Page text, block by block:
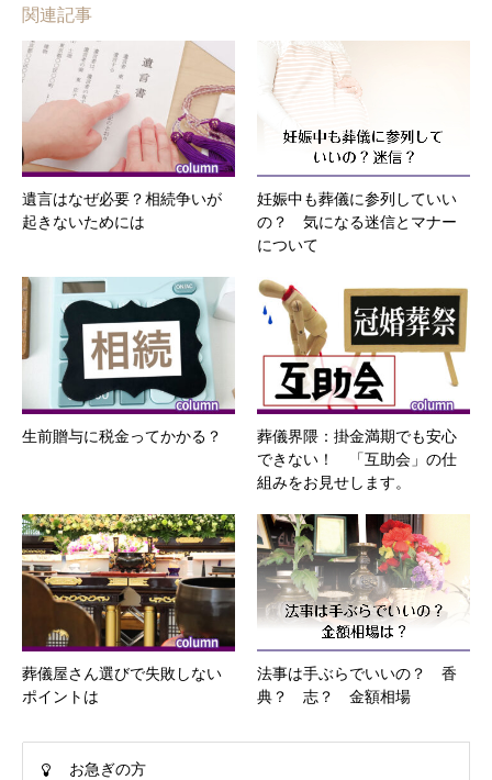
関連記事
遺言はなぜ必要？相続争いが
起きないためには
妊娠中も葬儀に参列していい
の？ 気になる迷信とマナー
について
生前贈与に税金ってかかる？
葬儀界隈：掛金満期でも安心
できない！ 「互助会」の仕
組みをお見せします。
葬儀屋さん選びで失敗しない
ポイントは
法事は手ぶらでいいの？ 香
典？ 志？ 金額相場
お急ぎの方